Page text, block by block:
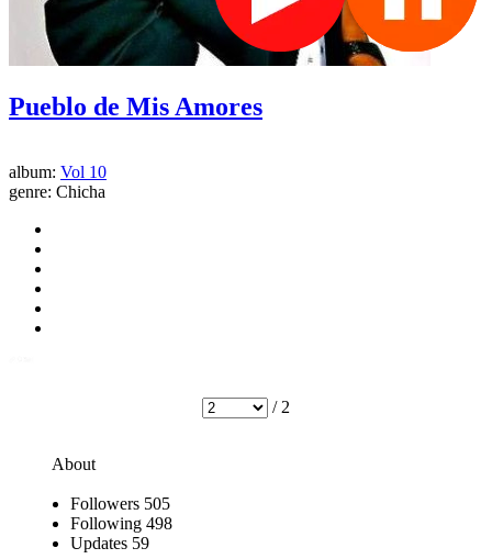
Pueblo de Mis Amores
album: Vol 10
genre: Chicha
/ 2
About
Followers 505
Following 498
Updates 59